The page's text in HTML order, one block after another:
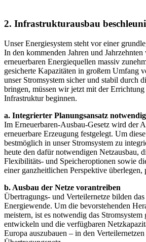
2. Infrastrukturausbau
Unser Energiesystem steht vor einer
In den kommenden Jahren und
erneuerbaren Energiequellen massiv
gesicherte Kapazitäten in großem Umfang
unser Stromsystem sicher und stabil durch
bringen, müssen wir jetzt mit der
Infrastruktur beginnen.
a. Integrierter Planungsansatz notwendig
Im Erneuerbaren-Ausbau-Gesetz wird der
erneuerbare Erzeugung festgelegt. Um
bestmöglich in unser Stromsystem zu
heute den dafür notwendigen Netzausbau,
Flexibilitäts- und Speicheroptionen sowie
einer ganzheitlichen Perspektive überlegen,
b. Ausbau der Netze vorantreiben
Übertragungs- und Verteilernetze bilden
Energiewende. Um die bevorstehenden
meistern, ist es notwendig das Stromsystem
entwickeln und die verfügbaren
Europa auszubauen – in den